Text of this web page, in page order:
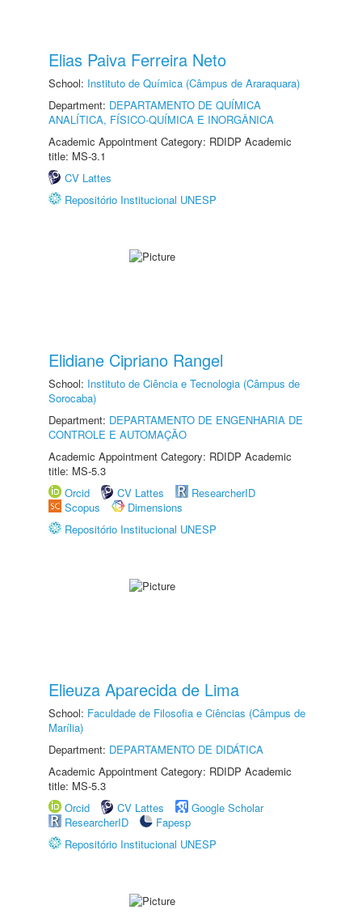
Elias Paiva Ferreira Neto
School: Instituto de Química (Câmpus de Araraquara)
Department: DEPARTAMENTO DE QUÍMICA
ANALÍTICA, FÍSICO-QUÍMICA E INORGÂNICA
Academic Appointment Category: RDIDP Academic
title: MS-3.1
CV Lattes
Repositório Institucional UNESP
Elidiane Cipriano Rangel
School: Instituto de Ciência e Tecnologia (Câmpus de
Sorocaba)
Department: DEPARTAMENTO DE ENGENHARIA DE
CONTROLE E AUTOMAÇÃO
Academic Appointment Category: RDIDP Academic
title: MS-5.3
Orcid
CV Lattes
ResearcherID
Scopus
Dimensions
Repositório Institucional UNESP
Elieuza Aparecida de Lima
School: Faculdade de Filosofia e Ciências (Câmpus de
Marília)
Department: DEPARTAMENTO DE DIDÁTICA
Academic Appointment Category: RDIDP Academic
title: MS-5.3
Orcid
CV Lattes
Google Scholar
ResearcherID
Fapesp
Repositório Institucional UNESP